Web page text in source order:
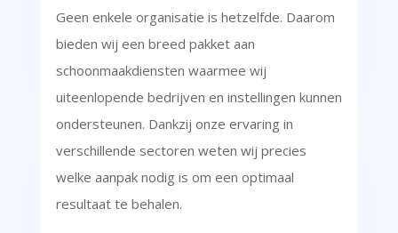
Geen enkele organisatie is hetzelfde. Daarom
bieden wij een breed pakket aan
schoonmaakdiensten waarmee wij
uiteenlopende bedrijven en instellingen kunnen
ondersteunen. Dankzij onze ervaring in
verschillende sectoren weten wij precies
welke aanpak nodig is om een optimaal
resultaat te behalen.